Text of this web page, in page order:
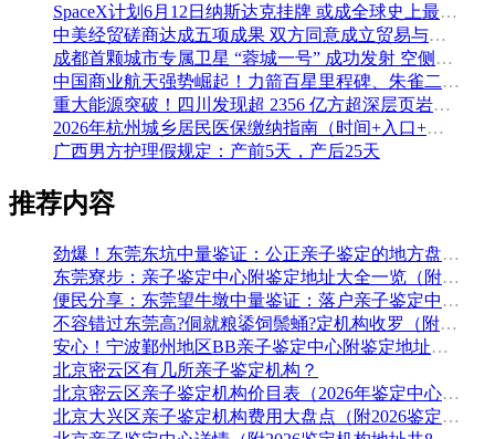
SpaceX计划6月12日纳斯达克挂牌 或成全球史上最大规模IPO
中美经贸磋商达成五项成果 双方同意成立贸易与投资双理事会
成都首颗城市专属卫星 “蓉城一号” 成功发射 空侧直转模式同步落地 双重大突破助力国际门户枢纽建设
中国商业航天强势崛起！力箭百星里程碑、朱雀二号改进型发射成功
重大能源突破！四川发现超 2356 亿方超深层页岩气田，保障国家能源安全
2026年杭州城乡居民医保缴纳指南（时间+入口+金额）
广西男方护理假规定：产前5天，产后25天
推荐内容
劲爆！东莞东坑中量鉴证：公正亲子鉴定的地方盘整（附2026年5月鉴定汇总）
东莞寮步：亲子鉴定中心附鉴定地址大全一览（附2026年鉴定机构推荐）
便民分享：东莞望牛墩中量鉴证：落户亲子鉴定中心地址排名（附鉴定办理流程费用）
不容错过东莞高?侗就粮鋈饲鬃蛹?定机构收罗（附2026年5月鉴定手续）
安心！宁波鄞州地区BB亲子鉴定中心附鉴定地址大全一览（附2026年最全鉴定手续）
北京密云区有几所亲子鉴定机构？
北京密云区亲子鉴定机构价目表（2026年鉴定中心地址盘点）
北京大兴区亲子鉴定机构费用大盘点（附2026鉴定地址大全）